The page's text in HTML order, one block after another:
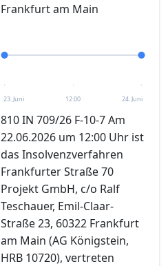
Frankfurt am Main
23. Juni 12:00 24. Juni
810 IN 709/26 F-10-7 Am
22.06.2026 um 12:00 Uhr ist
das Insolvenzverfahren
Frankfurter Straße 70
Projekt GmbH, c/o Ralf
Teschauer, Emil-Claar-
Straße 23, 60322 Frankfurt
am Main (AG Königstein,
HRB 10720), vertreten